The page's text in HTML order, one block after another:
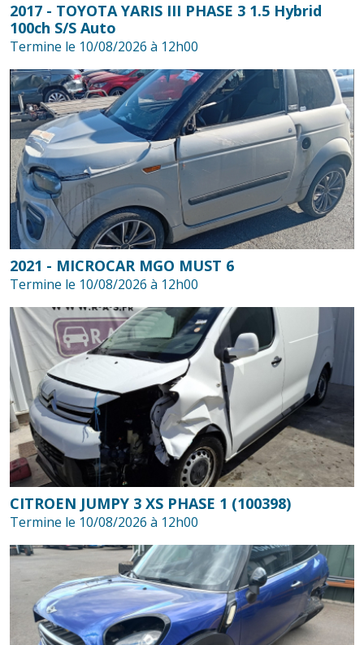
2017 - TOYOTA YARIS III PHASE 3 1.5 Hybrid
100ch S/S Auto
Termine le 10/08/2026 à 12h00
2021 - MICROCAR MGO MUST 6
Termine le 10/08/2026 à 12h00
CITROEN JUMPY 3 XS PHASE 1 (100398)
Termine le 10/08/2026 à 12h00